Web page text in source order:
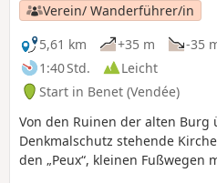
Verein/ Wanderführer/in
5,61 km
+35 m
-35
1:40 Std.
Leicht
Start in Benet (Vendée)
Von den Ruinen der alten Burg
Denkmalschutz stehende
den „Peux“, kleinen Fußwegen